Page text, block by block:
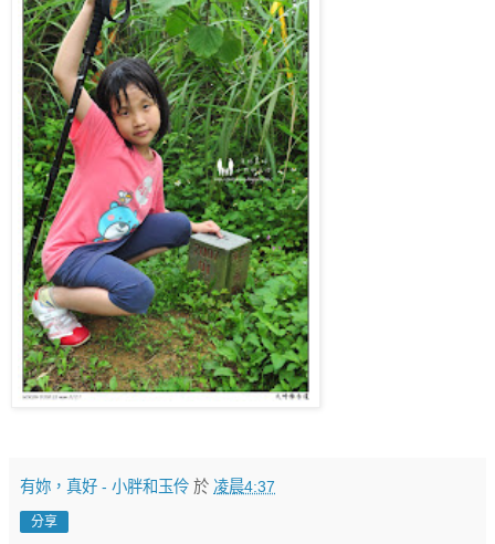
有妳，真好 - 小胖和玉伶 於 凌晨4:37
分享